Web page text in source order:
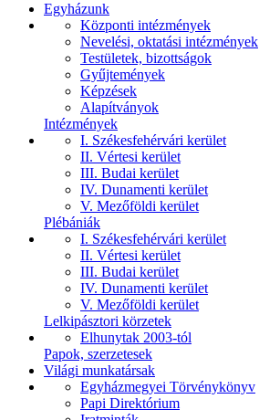
Egyházunk
Központi intézmények
Nevelési, oktatási intézmények
Testületek, bizottságok
Gyűjtemények
Képzések
Alapítványok
Intézmények
I. Székesfehérvári kerület
II. Vértesi kerület
III. Budai kerület
IV. Dunamenti kerület
V. Mezőföldi kerület
Plébániák
I. Székesfehérvári kerület
II. Vértesi kerület
III. Budai kerület
IV. Dunamenti kerület
V. Mezőföldi kerület
Lelkipásztori körzetek
Elhunytak 2003-tól
Papok, szerzetesek
Világi munkatársak
Egyházmegyei Törvénykönyv
Papi Direktórium